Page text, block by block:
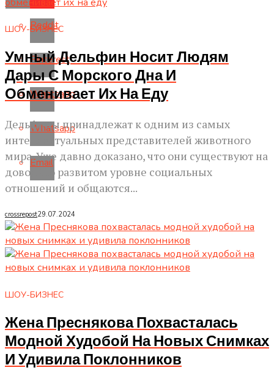
Reddit
Pinterest
Whatsapp
Whatsapp
Email
ШОУ-БИЗНЕС
Умный Дельфин Носит Людям
Дары С Морского Дна И
Обменивает Их На Еду
Дельфины принадлежат к одним из самых
интеллектуальных представителей животного
мира. Уже давно доказано, что они существуют на
довольно развитом уровне социальных
отношений и общаются...
crossrepost29.07.2024
ШОУ-БИЗНЕС
Жена Преснякова Похвасталась
Модной Худобой На Новых Снимках
И Удивила Поклонников